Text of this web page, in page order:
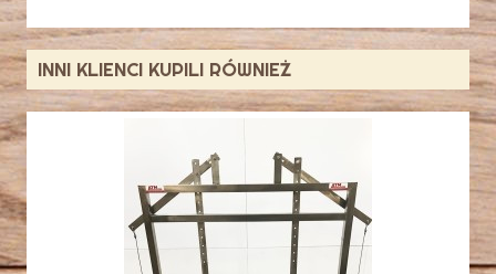
INNI KLIENCI KUPILI RÓWNIEŻ